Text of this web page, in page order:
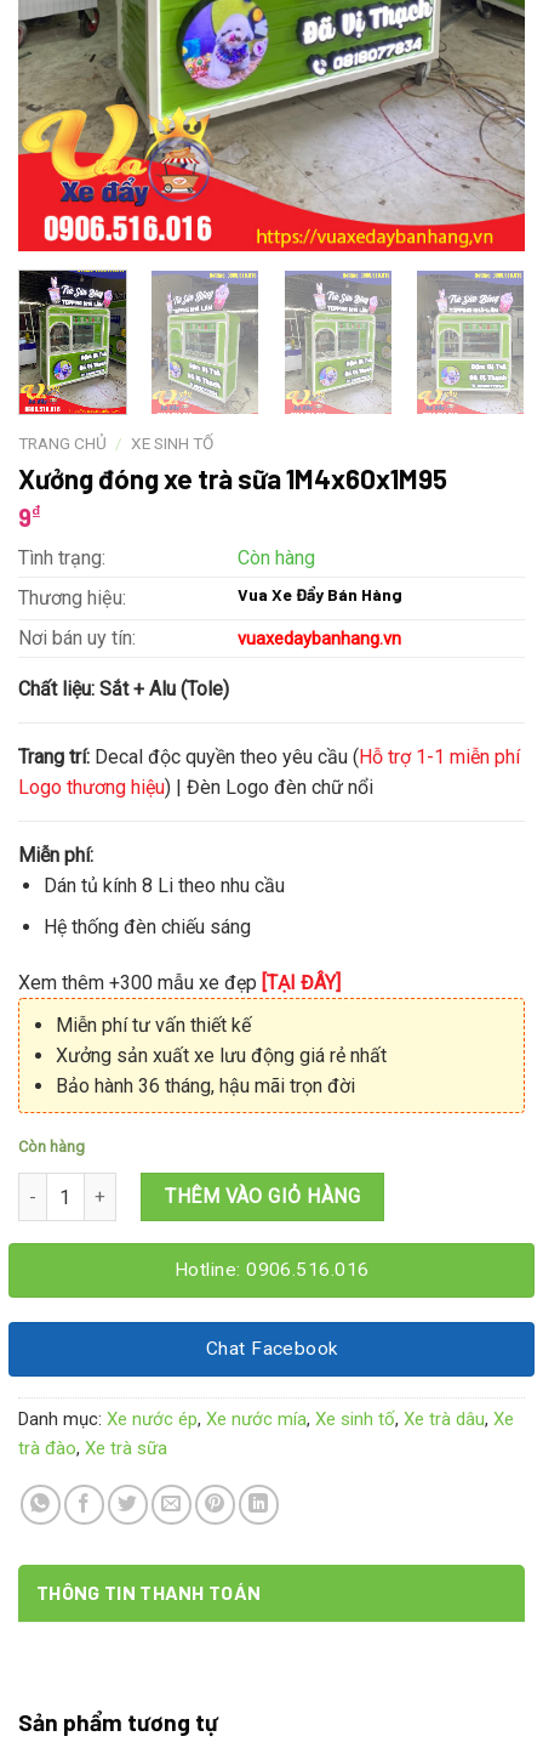
TRANG CHỦ / XE SINH TỐ
Xưởng đóng xe trà sữa 1M4x60x1M95
9₫
Tình trạng:
Còn hàng
Thương hiệu:
Vua Xe Đẩy Bán Hàng
Nơi bán uy tín: vuaxedaybanhang.vn
Chất liệu: Sắt + Alu (Tole)
Trang trí: Decal độc quyền theo yêu cầu (Hỗ trợ 1-1 miễn phí
Logo thương hiệu) | Đèn Logo đèn chữ nổi
Miễn phí:
Dán tủ kính 8 Li theo nhu cầu
Hệ thống đèn chiếu sáng
Xem thêm +300 mẫu xe đẹp [TẠI ĐÂY]
Miễn phí tư vấn thiết kế
Xưởng sản xuất xe lưu động giá rẻ nhất
Bảo hành 36 tháng, hậu mãi trọn đời
Còn hàng
Xưởng đóng xe trà sữa 1M4x60x1M95 số lượng
THÊM VÀO GIỎ HÀNG
Hotline: 0906.516.016
Chat Facebook
Danh mục: Xe nước ép, Xe nước mía, Xe sinh tố, Xe trà dâu, Xe
trà đào, Xe trà sữa
THÔNG TIN THANH TOÁN
Sản phẩm tương tự